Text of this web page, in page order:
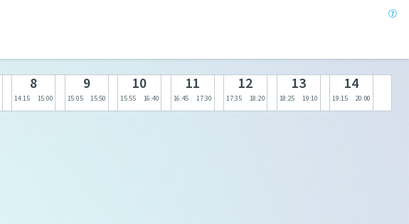
8
14:15 15:00
9
15:05 15:50
10
15:55 16:40
11
16:45 17:30
12
17:35 18:20
13
18:25 19:10
14
19:15 20:00